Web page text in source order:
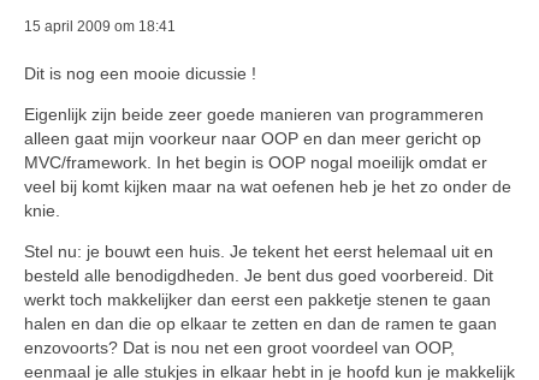
15 april 2009 om 18:41
Dit is nog een mooie dicussie !
Eigenlijk zijn beide zeer goede manieren van programmeren
alleen gaat mijn voorkeur naar OOP en dan meer gericht op
MVC/framework. In het begin is OOP nogal moeilijk omdat er
veel bij komt kijken maar na wat oefenen heb je het zo onder de
knie.
Stel nu: je bouwt een huis. Je tekent het eerst helemaal uit en
besteld alle benodigdheden. Je bent dus goed voorbereid. Dit
werkt toch makkelijker dan eerst een pakketje stenen te gaan
halen en dan die op elkaar te zetten en dan de ramen te gaan
enzovoorts? Dat is nou net een groot voordeel van OOP,
eenmaal je alle stukjes in elkaar hebt in je hoofd kun je makkelijk